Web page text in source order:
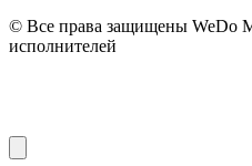
© Все права защищены WeDo
исполнителей